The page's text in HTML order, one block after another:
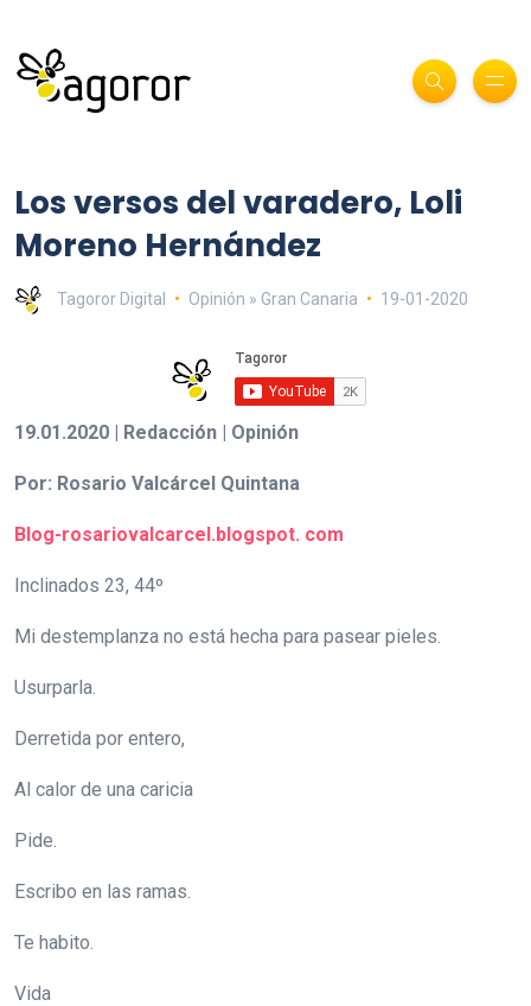
Los versos del varadero, Loli
Moreno Hernández
Tagoror Digital Opinión » Gran Canaria 19-01-2020
19.01.2020 | Redacción | Opinión
Por: Rosario Valcárcel Quintana
Blog-rosariovalcarcel.blogspot. com
Inclinados 23, 44º
Mi destemplanza no está hecha para pasear pieles.
Usurparla.
Derretida por entero,
Al calor de una caricia
Pide.
Escribo en las ramas.
Te habito.
Vida